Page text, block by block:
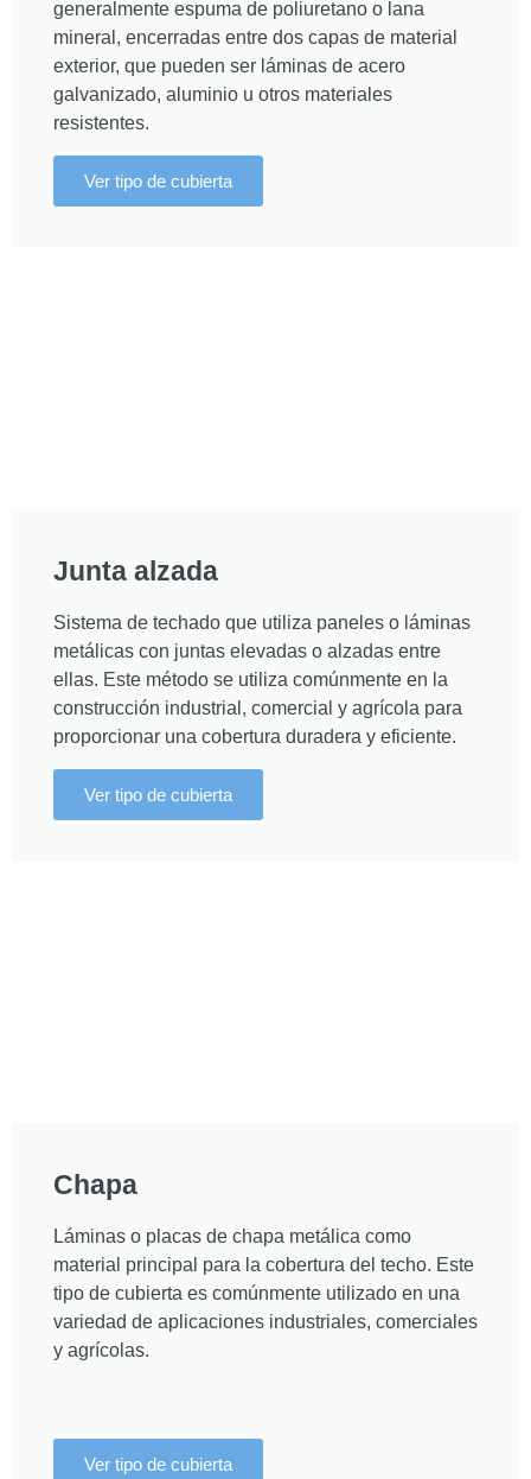
generalmente espuma de poliuretano o lana
mineral, encerradas entre dos capas de material
exterior, que pueden ser láminas de acero
galvanizado, aluminio u otros materiales
resistentes.
Ver tipo de cubierta
Junta alzada
Sistema de techado que utiliza paneles o láminas
metálicas con juntas elevadas o alzadas entre
ellas. Este método se utiliza comúnmente en la
construcción industrial, comercial y agrícola para
proporcionar una cobertura duradera y eficiente.
Ver tipo de cubierta
Chapa
Láminas o placas de chapa metálica como
material principal para la cobertura del techo. Este
tipo de cubierta es comúnmente utilizado en una
variedad de aplicaciones industriales, comerciales
y agrícolas.
Ver tipo de cubierta